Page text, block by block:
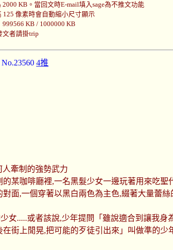
KB。當回文時E-mail填入sage為不推文功能
125 像素時會自動縮小尺寸顯示
KB / 1000000 KB
文者請掛trip
No.23560 4推
牽制的強勢武力
某咖啡廳裡,一名黑髮少女一邊玩著用來吃聖
面,一個穿著以黑白兩色為主色,綴著大量蕾
女.....或者該說,少年提問「雖說適合到讓我身
街上閒晃,把可能的歹徒引出來」叫做準的少